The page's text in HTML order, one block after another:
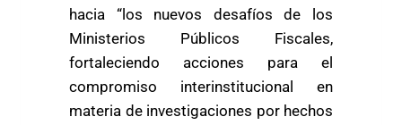
hacia “los nuevos desafíos de los
Ministerios Públicos Fiscales,
fortaleciendo acciones para el
compromiso interinstitucional en
materia de investigaciones por hechos